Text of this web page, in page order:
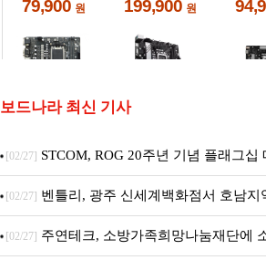
보드나라 최신 기사
[02/27] STCOM, ROG 20주년 기념 플래그십
Crosshair X870E EDITION 20 국내 출시 예
[02/27] 벤틀리, 광주 신세계백화점서 호남지
픈
[02/27] 주연테크, 소방가족희망나눔재단에